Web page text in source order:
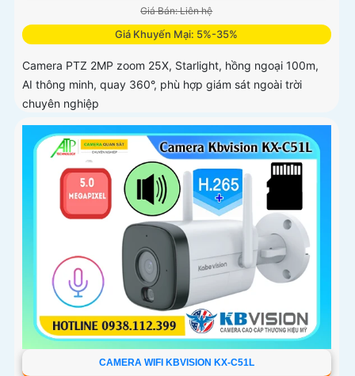
Giá Bán: Liên hệ
Giá Khuyến Mại: 5%-35%
Camera PTZ 2MP zoom 25X, Starlight, hồng ngoại 100m,
AI thông minh, quay 360°, phù hợp giám sát ngoài trời
chuyên nghiệp
CAMERA WIFI KBVISION KX-C51L